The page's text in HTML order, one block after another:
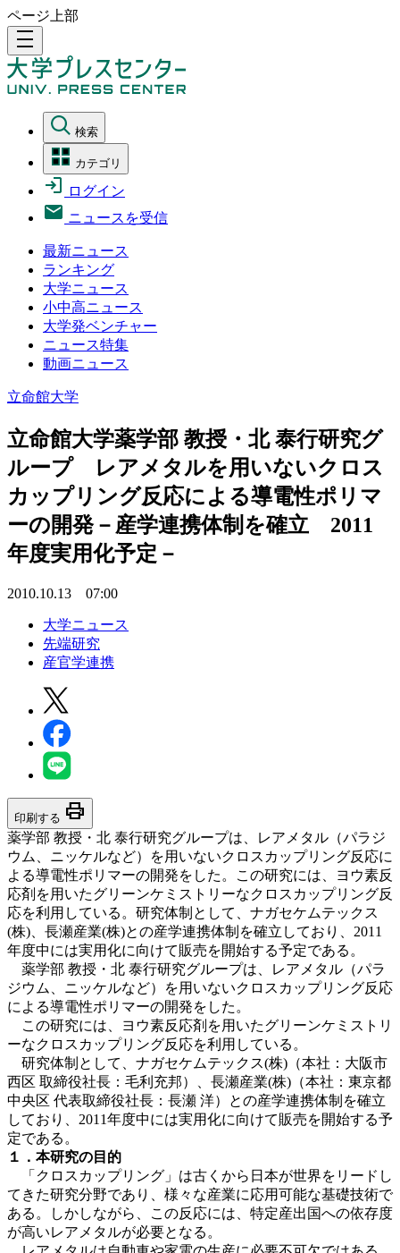
ページ上部
density_medium
検索
カテゴリ
ログイン
ニュースを受信
最新ニュース
ランキング
大学ニュース
小中高ニュース
大学発ベンチャー
ニュース特集
動画ニュース
立命館大学
立命館大学薬学部 教授・北 泰行研究グ
ループ レアメタルを用いないクロス
カップリング反応による導電性ポリマ
ーの開発－産学連携体制を確立 2011
年度実用化予定－
2010.10.13 07:00
大学ニュース
先端研究
産官学連携
印刷する print
薬学部 教授・北 泰行研究グループは、レアメタル（パラジ
ウム、ニッケルなど）を用いないクロスカップリング反応に
よる導電性ポリマーの開発をした。この研究には、ヨウ素反
応剤を用いたグリーンケミストリーなクロスカップリング反
応を利用している。研究体制として、ナガセケムテックス
(株)、長瀬産業(株)との産学連携体制を確立しており、2011
年度中には実用化に向けて販売を開始する予定である。
薬学部 教授・北 泰行研究グループは、レアメタル（パラ
ジウム、ニッケルなど）を用いないクロスカップリング反応
による導電性ポリマーの開発をした。
この研究には、ヨウ素反応剤を用いたグリーンケミストリ
ーなクロスカップリング反応を利用している。
研究体制として、ナガセケムテックス(株)（本社：大阪市
西区 取締役社長：毛利充邦）、長瀬産業(株)（本社：東京都
中央区 代表取締役社長：長瀬 洋）との産学連携体制を確立
しており、2011年度中には実用化に向けて販売を開始する予
定である。
１．本研究の目的
「クロスカップリング」は古くから日本が世界をリードし
てきた研究分野であり、様々な産業に応用可能な基礎技術で
ある。しかしながら、この反応には、特定産出国への依存度
が高いレアメタルが必要となる。